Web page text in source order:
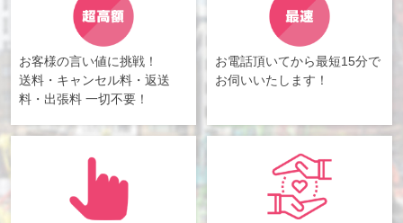
お客様の言い値に挑戦！
送料・キャンセル料・返送
料・出張料 一切不要！
お電話頂いてから最短15分で
お伺いいたします！